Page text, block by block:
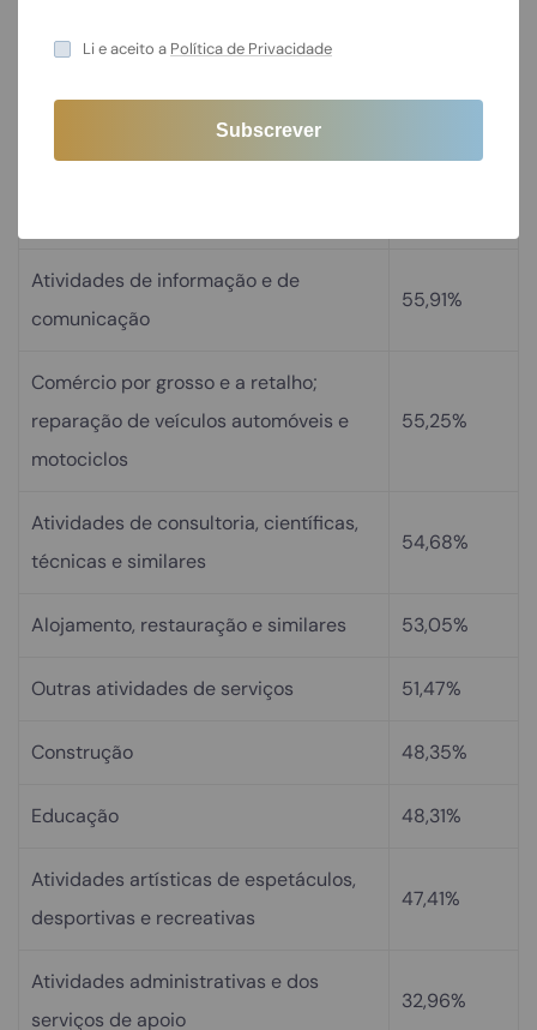
Indústrias extrativas
Atividades de informação e de
comunicação
55,91%
Comércio por grosso e a retalho;
reparação de veículos automóveis e
motociclos
55,25%
Atividades de consultoria, científicas,
técnicas e similares
54,68%
Alojamento, restauração e similares 53,05%
Outras atividades de serviços 51,47%
Construção 48,35%
Educação 48,31%
Atividades artísticas de espetáculos,
desportivas e recreativas
47,41%
Atividades administrativas e dos
serviços de apoio
32,96%
Li e aceito a Política de Privacidade